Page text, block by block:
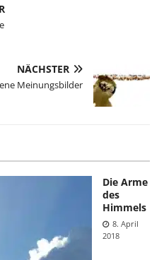
NÄCHSTER
Meinungsbilder
Die Arme
des
Himmels
8. April
2018